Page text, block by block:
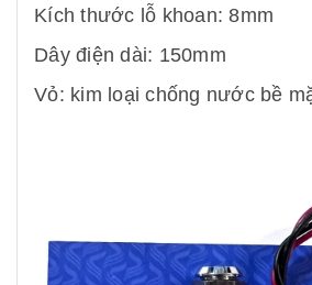
Kích thước lỗ khoan: 8mm
Dây điện dài: 150mm
Vỏ: kim loại chống nước bề